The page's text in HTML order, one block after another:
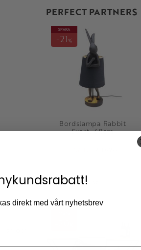
PERFECT PARTNERS
Bordslampa Rabbit
Svart, 68cm
SPARA
21%
KÖP
och
nykundsrabatt!
direkt med vårt nyhetsbrev